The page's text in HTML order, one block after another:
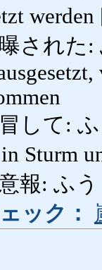
された:
して:
Sturm
報: ふ
ック：